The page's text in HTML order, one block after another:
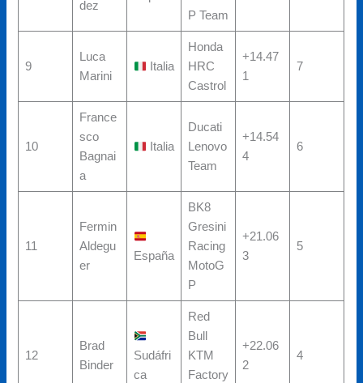
dez
P Team
9
Luca
Marini
Italia
Honda
HRC
Castrol
+14.47
1
7
10
France
sco
Bagnai
a
Italia
Ducati
Lenovo
Team
+14.54
4
6
11
Fermin
Aldegu
er
España
BK8
Gresini
Racing
MotoG
P
+21.06
3
5
12
Brad
Binder
Sudáfri
ca
Red
Bull
KTM
Factory
+22.06
2
4